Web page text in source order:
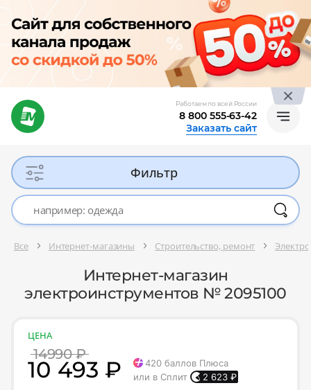
Работаем по всей России
8 800 555-63-42
Заказать сайт
Фильтр
Все Интернет-магазины Строительство, ремонт
Интернет-магазин
электроинструментов № 2095100
ЦЕНА
14990 ₽
10 493 ₽ 420баллов Плюса
или в Сплит
2 623₽